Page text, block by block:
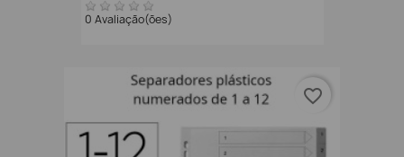
0 Avaliação(ões)
favorite_border